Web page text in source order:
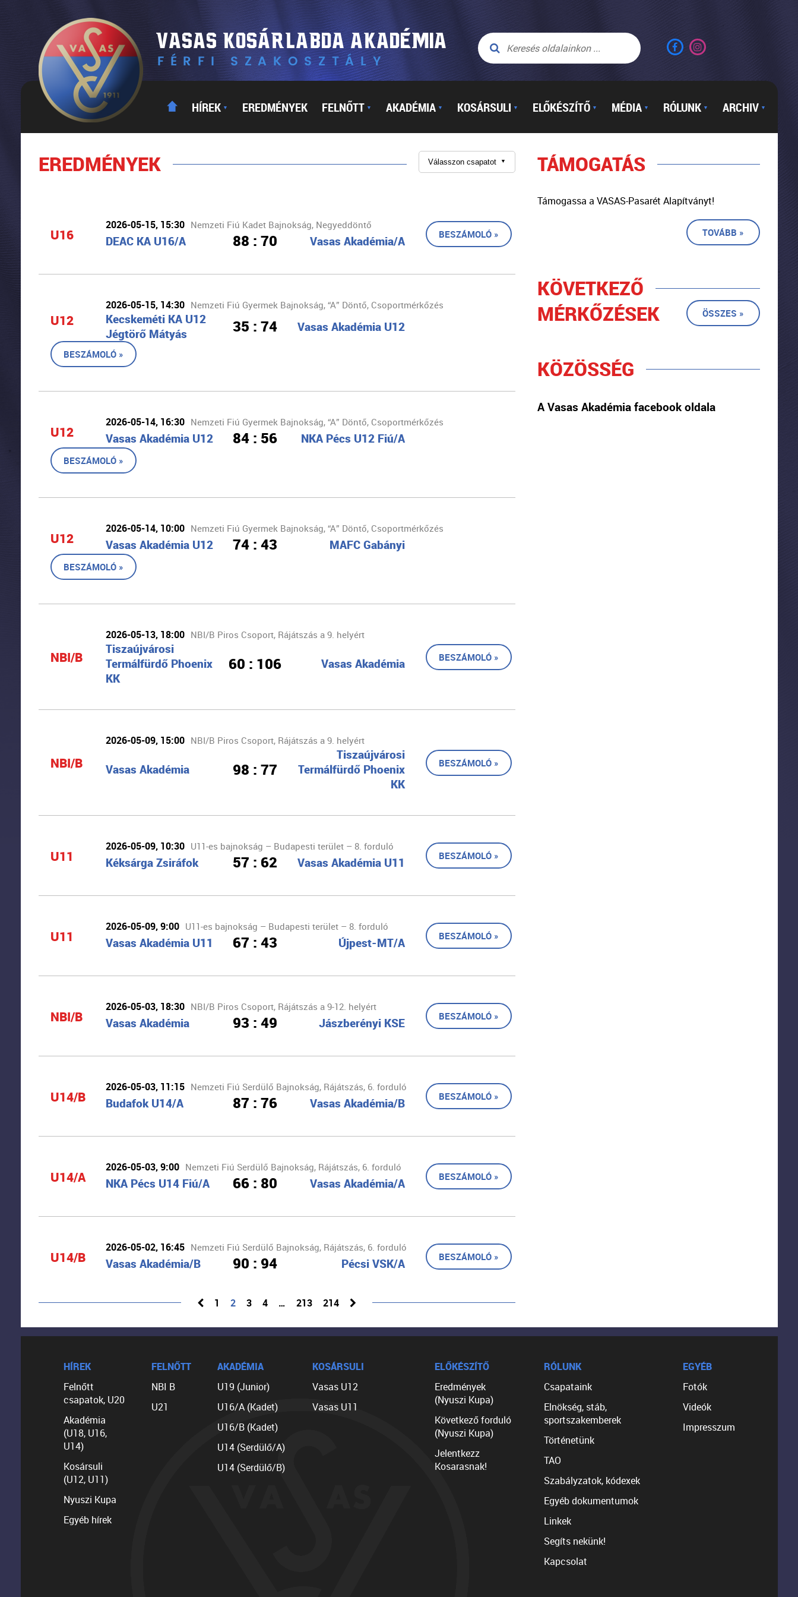
HÍREK ▼ EREDMÉNYEK FELNŐTT ▼ AKADÉMIA ▼ KOSÁRSULI ▼ ELŐKÉSZÍTŐ ▼ MÉDIA ▼ RÓLUNK ▼ ARCHIV ▼
EREDMÉNYEK Válasszon csapatot ▼
U16
2026-05-15, 15:30 Nemzeti Fiú Kadet Bajnokság, Negyeddöntő
DEAC KA U16/A 88 : 70 Vasas Akadémia/A BESZÁMOLÓ »
U12
2026-05-15, 14:30 Nemzeti Fiú Gyermek Bajnokság, “A” Döntő, Csoportmérkőzés
Kecskeméti KA U12
Jégtörő Mátyás
35 : 74 Vasas Akadémia U12
BESZÁMOLÓ »
U12
2026-05-14, 16:30 Nemzeti Fiú Gyermek Bajnokság, “A” Döntő, Csoportmérkőzés
Vasas Akadémia U12 84 : 56 NKA Pécs U12 Fiú/A
BESZÁMOLÓ »
U12
2026-05-14, 10:00 Nemzeti Fiú Gyermek Bajnokság, “A” Döntő, Csoportmérkőzés
Vasas Akadémia U12 74 : 43 MAFC Gabányi
BESZÁMOLÓ »
NBI/B
2026-05-13, 18:00 NBI/B Piros Csoport, Rájátszás a 9. helyért
Tiszaújvárosi
Termálfürdő Phoenix
KK
60 : 106 Vasas Akadémia BESZÁMOLÓ »
NBI/B
2026-05-09, 15:00 NBI/B Piros Csoport, Rájátszás a 9. helyért
Vasas Akadémia 98 : 77
Tiszaújvárosi
Termálfürdő Phoenix
KK
BESZÁMOLÓ »
U11
2026-05-09, 10:30 U11-es bajnokság – Budapesti terület – 8. forduló
Kéksárga Zsiráfok 57 : 62 Vasas Akadémia U11 BESZÁMOLÓ »
U11
2026-05-09, 9:00 U11-es bajnokság – Budapesti terület – 8. forduló
Vasas Akadémia U11 67 : 43 Újpest-MT/A BESZÁMOLÓ »
NBI/B
2026-05-03, 18:30 NBI/B Piros Csoport, Rájátszás a 9-12. helyért
Vasas Akadémia 93 : 49 Jászberényi KSE BESZÁMOLÓ »
U14/B
2026-05-03, 11:15 Nemzeti Fiú Serdülő Bajnokság, Rájátszás, 6. forduló
Budafok U14/A 87 : 76 Vasas Akadémia/B BESZÁMOLÓ »
U14/A
2026-05-03, 9:00 Nemzeti Fiú Serdülő Bajnokság, Rájátszás, 6. forduló
NKA Pécs U14 Fiú/A 66 : 80 Vasas Akadémia/A BESZÁMOLÓ »
U14/B
2026-05-02, 16:45 Nemzeti Fiú Serdülő Bajnokság, Rájátszás, 6. forduló
Vasas Akadémia/B 90 : 94 Pécsi VSK/A BESZÁMOLÓ »
1 2 3 4 … 213 214
TÁMOGATÁS
Támogassa a VASAS-Pasarét Alapítványt!
TOVÁBB »
KÖVETKEZŐ
MÉRKŐZÉSEK
ÖSSZES »
KÖZÖSSÉG
A Vasas Akadémia facebook oldala
HÍREK
Felnőtt
csapatok, U20
Akadémia
(U18, U16,
U14)
Kosársuli
(U12, U11)
Nyuszi Kupa
Egyéb hírek
FELNŐTT
NBI B
U21
AKADÉMIA
U19 (Junior)
U16/A (Kadet)
U16/B (Kadet)
U14 (Serdülő/A)
U14 (Serdülő/B)
KOSÁRSULI
Vasas U12
Vasas U11
ELŐKÉSZÍTŐ
Eredmények
(Nyuszi Kupa)
Következő forduló
(Nyuszi Kupa)
Jelentkezz
Kosarasnak!
RÓLUNK
Csapataink
Elnökség, stáb,
sportszakemberek
Történetünk
TAO
Szabályzatok, kódexek
Egyéb dokumentumok
Linkek
Segíts nekünk!
Kapcsolat
EGYÉB
Fotók
Videók
Impresszum